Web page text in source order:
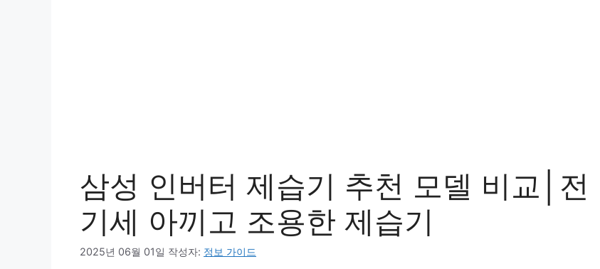
삼성 인버터 제습기 추천 모델 비교│전
기세 아끼고 조용한 제습기
2025년 06월 01일 작성자: 정보 가이드